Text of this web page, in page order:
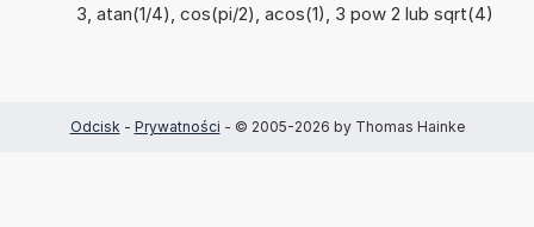
3, atan(1/4), cos(pi/2), acos(1), 3 pow 2 lub sqrt(4)
Odcisk - Prywatności - © 2005-2026 by Thomas Hainke